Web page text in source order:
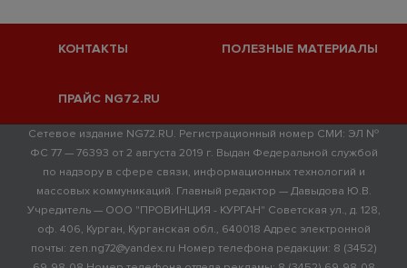
КОНТАКТЫ ПОЛЕЗНЫЕ МАТЕРИАЛЫ
ПРАЙС NG72.RU
Сетевое издание NG72.RU. Регистрационный номер СМИ: ЭЛ №
ФС 77 — 76393 от 2 августа 2019 г. Выдан Федеральной службой
по надзору в сфере связи, информационных технологий и
массовых коммуникаций. Главный редактор — Давыдова Ю.В.
Учредитель — ООО "ПРОВИНЦИЯ - КУРГАН" Советская ул., д. 128,
оф. 406, Курган, Курганская обл., 640018 Адрес электронной
почты: zen.ng72@yandex.ru Номер телефона редакции: 8 (3452)